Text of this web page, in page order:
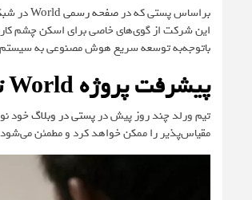
براساس پستی که درصفحه رسمی World
باتوجه‌به توسعه سریع هوش مصنوعی به
پیشرفت پروژه World تحت حمایت سم آلتمن
تیم ورلد چند روز پیش درپستی در وبلاگخود
مقیاس‌پذیر را ممکن خواهد کرد و مطمئن می‌شود